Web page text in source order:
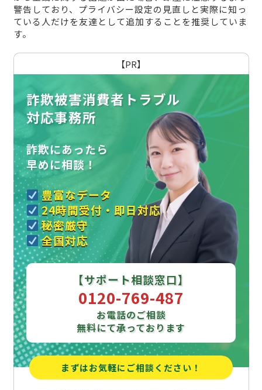
警告しており、プライバシー設定の見直しと実際に知っ
ている人だけを友達として追加することを推奨していま
す。
【PR】
詐欺被害消費者トラブル
対応事務所
詐欺にあったら
早めに相談！
豊富なデータ
24時間受付・即日対応
秘密厳守
全国対応
【サポート相談窓口】
0120-769-487
お電話のご相談
無料にて承っております
まずはお気軽にご相談ください！